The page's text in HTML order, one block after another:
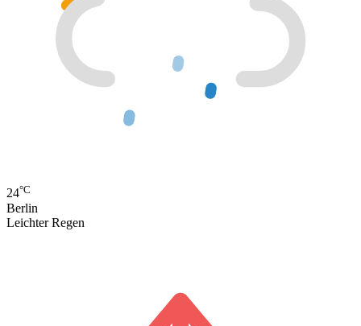
24°C
Berlin
Leichter Regen